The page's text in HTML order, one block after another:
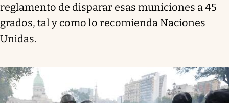
reglamento de disparar esas municiones a 45
grados, tal y como lo recomienda Naciones
Unidas.